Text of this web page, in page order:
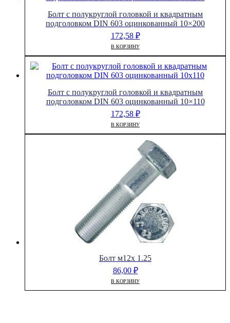
Болт с полукруглой головкой и квадратным
подголовком DIN 603 оцинкованный 10×200
172,58 ₽
В КОРЗИНУ
Болт с полукруглой головкой и квадратным
подголовком DIN 603 оцинкованный 10×110
172,58 ₽
В КОРЗИНУ
Болт м12х 1.25
86,00 ₽
В КОРЗИНУ